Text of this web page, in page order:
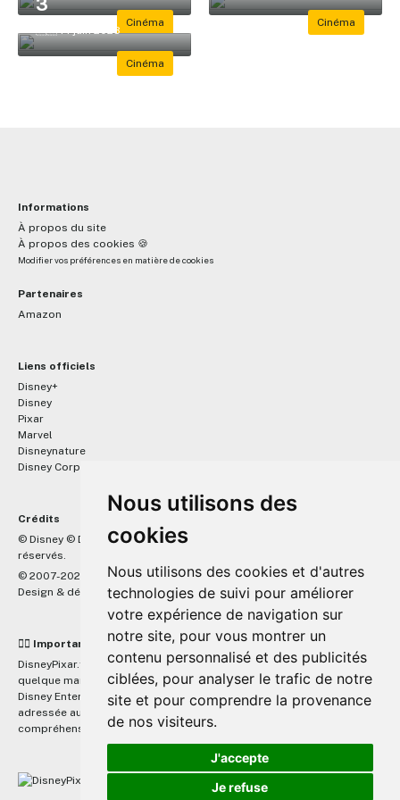
Nous utilisons des
cookies
Nous utilisons des cookies et d'autres
technologies de suivi pour améliorer
votre expérience de navigation sur
notre site, pour vous montrer un
contenu personnalisé et des publicités
ciblées, pour analyser le trafic de notre
site et pour comprendre la provenance
de nos visiteurs.
J'accepte
Je refuse
3
🇫🇷 14 juin 2028
Informations
À propos du site
À propos des cookies 🍪
Modifier vos préférences en matière de cookies
Partenaires
Amazon
Liens officiels
Disney+
Disney
Pixar
Marvel
Disneynature
Disney Corporate
Crédits
© Disney © Disney/Pixar © &™Lucasfilm LTD © Marvel. Tous droits
réservés.
© 2007-2026 DisneyPixar.fr
Design & développement :MonsieurPaul
☝🏼 Important
DisneyPixar.fr est un site indépendant et n'est en aucun cas lié de
quelque manière que ce soit avec The Walt Disney Company, Pixar,
Disney Enterprises, Inc ou leurs dérivés ou associés. Toute demande
adressée aux studios Disney ou Pixar sera ignorée. Merci de votre
compréhension.